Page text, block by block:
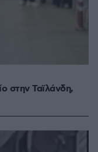
στην Ταϊλάνδη,